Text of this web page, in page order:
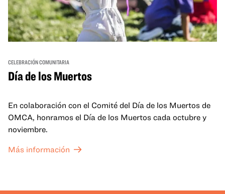
CELEBRACIÓN COMUNITARIA
Día de los Muertos
En colaboración con el Comité del Día de los Muertos de
OMCA, honramos el Día de los Muertos cada octubre y
noviembre.
Más información